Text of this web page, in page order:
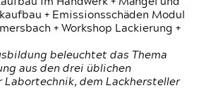
+ Emissionsschäden Modul
+ Workshop Lackierung +
beleuchtet das Thema
aus den drei üblichen
Labortechnik, dem Lackhersteller